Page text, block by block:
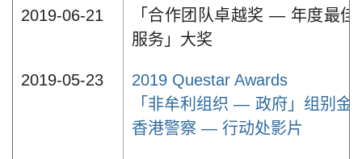
2019-06-21
「合作团队卓越奖 — 年度最佳
服务」大奖
2019-05-23
2019 Questar Awards
「非牟利组织 — 政府」组别
香港警察 — 行动处影片